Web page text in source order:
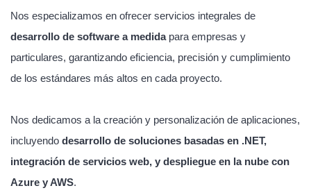
Nos especializamos en ofrecer servicios integrales de
desarrollo de software a medidapara empresas y
particulares, garantizando eficiencia, precisión y cumplimiento
de los estándares más altos en cada proyecto.
Nos dedicamos a la creación y personalización de aplicaciones,
incluyendo desarrollo de soluciones basadas en .NET,
integración de servicios web, y despliegue en la nube con
Azure y AWS.